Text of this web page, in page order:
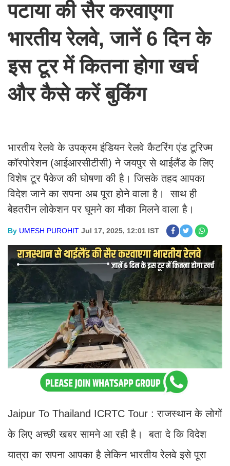
पटाया की सैर करवाएगा
भारतीय रेलवे, जानें 6 दिन के
इस टूर में कितना होगा खर्च
और कैसे करें बुकिंग
भारतीय रेलवे के उपक्रम इंडियन रेलवे कैटरिंग एंड टूरिज्म
कॉरपोरेशन (आईआरसीटीसी) ने जयपुर से थाईलैंड के लिए
विशेष टूर पैकेज की घोषणा की है। जिसके तहद आपका
विदेश जाने का सपना अब पूरा होने वाला है। साथ ही
बेहतरीन लोकेशन पर घूमने का मौका मिलने वाला है।
By UMESH PUROHIT Jul 17, 2025, 12:01 IST
Jaipur To Thailand ICRTC Tour : राजस्थान के लोगों
के लिए अच्छी खबर सामने आ रही है। बता दे कि विदेश
यात्रा का सपना आपका है लेकिन भारतीय रेलवे इसे पूरा